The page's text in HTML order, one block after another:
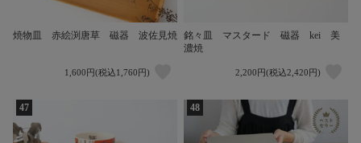
焼物皿 赤絵渕唐草 磁器 波佐見焼
1,600円(税込1,760円)
銘々皿 マスタード 磁器 kei 美
濃焼
2,200円(税込2,420円)
47 48